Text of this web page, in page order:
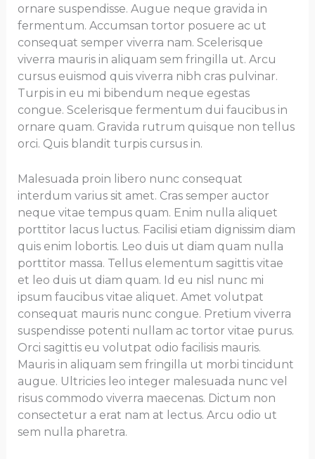
ornare suspendisse. Augue neque gravida in
fermentum. Accumsan tortor posuere ac ut
consequat semper viverra nam. Scelerisque
viverra mauris in aliquam sem fringilla ut. Arcu
cursus euismod quis viverra nibh cras pulvinar.
Turpis in eu mi bibendum neque egestas
congue. Scelerisque fermentum dui faucibus in
ornare quam. Gravida rutrum quisque non tellus
orci. Quis blandit turpis cursus in.
Malesuada proin libero nunc consequat
interdum varius sit amet. Cras semper auctor
neque vitae tempus quam. Enim nulla aliquet
porttitor lacus luctus. Facilisi etiam dignissim diam
quis enim lobortis. Leo duis ut diam quam nulla
porttitor massa. Tellus elementum sagittis vitae
et leo duis ut diam quam. Id eu nisl nunc mi
ipsum faucibus vitae aliquet. Amet volutpat
consequat mauris nunc congue. Pretium viverra
suspendisse potenti nullam ac tortor vitae purus.
Orci sagittis eu volutpat odio facilisis mauris.
Mauris in aliquam sem fringilla ut morbi tincidunt
augue. Ultricies leo integer malesuada nunc vel
risus commodo viverra maecenas. Dictum non
consectetur a erat nam at lectus. Arcu odio ut
sem nulla pharetra.